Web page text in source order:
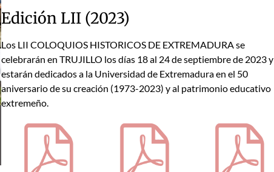
Edición LII (2023)
Los LII COLOQUIOS HISTORICOS DE EXTREMADURA se
celebrarán en TRUJILLO los días 18 al 24 de septiembre de 2023 y
estarán dedicados a la Universidad de Extremadura en el 50
aniversario de su creación (1973-2023) y al patrimonio educativo
extremeño.